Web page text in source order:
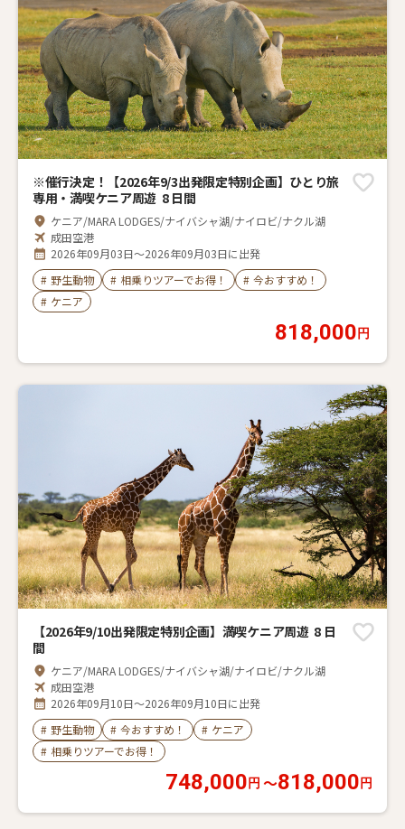
※催行決定！【2026年9/3出発限定特別企画】ひとり旅
専用・満喫ケニア周遊 8 日間
ケニア/MARA LODGES/ナイバシャ湖/ナイロビ/ナクル湖
成田空港
2026年09月03日～2026年09月03日に出発
# 野生動物 # 相乗りツアーでお得！ # 今おすすめ！
# ケニア
818,000 円
【2026年9/10出発限定特別企画】満喫ケニア周遊 8 日
間
ケニア/MARA LODGES/ナイバシャ湖/ナイロビ/ナクル湖
成田空港
2026年09月10日～2026年09月10日に出発
# 野生動物 # 今おすすめ！ # ケニア
# 相乗りツアーでお得！
748,000 円 〜818,000 円